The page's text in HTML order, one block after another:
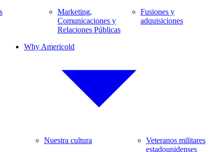
Marketing,
Comunicaciones y
Relaciones Públicas
Fusiones y
adquisiciones
Why Americold
Nuestra cultura
Veteranos militares
estadounidenses